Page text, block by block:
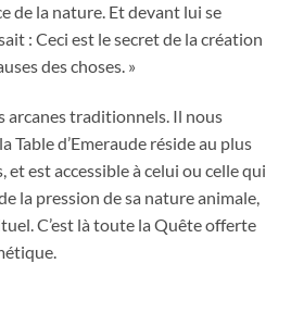
de la nature. Et devant lui se
: Ceci est le secret de la création
des choses. »
arcanes traditionnels. Il nous
Table d’Emeraude réside au plus
est accessible à celui ou celle qui
la pression de sa nature animale,
C’est là toute la Quête offerte